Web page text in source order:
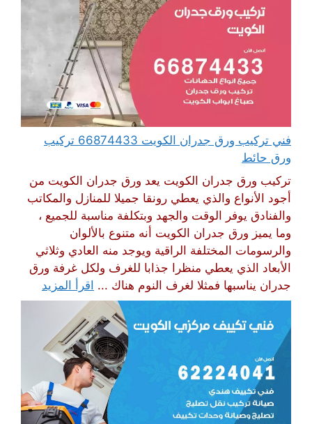
فني تركيب ورق جدران الكويت 66874433 تركيب
ورق حائط
تركيب ورق جدران الكويت يعد ورق جدران الكويت من
أجود الأنواع والذي يعطي رونقا جميلا للمنازل والمكاتب
والفنادق يوفر الوقت والجهد وبتكلفة مناسبة للجميع ،
وما يميز ورق جدران الكويت أنه متنوع بالألوان
والرسومات المختلفة الراقية ويوجد منه العادي وثلاثي
الأبعاد الذي يعطي منظرا جذابا للغرف ولكل غرفة ورق
جدران يناسبها فمثلا لغرف النوم هناك ... اقرأ المزيد